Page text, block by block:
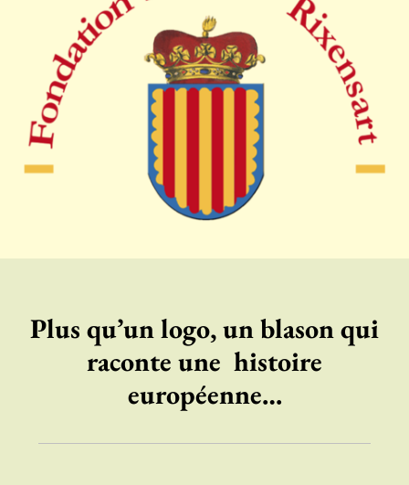
Plus qu’un logo, un blason qui
raconte une histoire
européenne…